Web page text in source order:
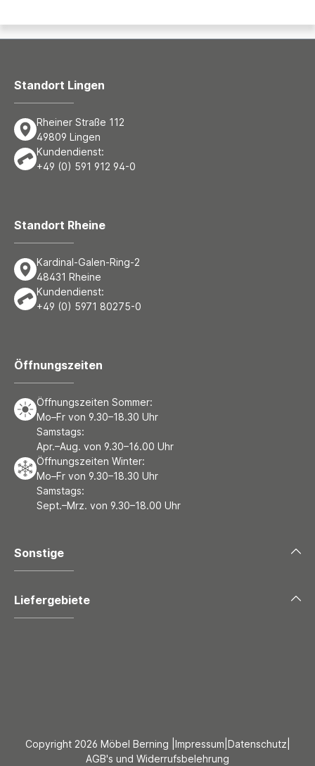
Standort Lingen
Rheiner Straße 112
49809 Lingen
Kundendienst:
+49 (0) 591 912 94-0
Standort Rheine
Kardinal-Galen-Ring-2
48431 Rheine
Kundendienst:
+49 (0) 5971 80275-0
Öffnungszeiten
Öffnungszeiten Sommer:
Mo–Fr von 9.30–18.30 Uhr
Samstags:
Apr.–Aug. von 9.30–16.00 Uhr
Öffnungszeiten Winter:
Mo–Fr von 9.30–18.30 Uhr
Samstags:
Sept.–Mrz. von 9.30–18.00 Uhr
Sonstige
Liefergebiete
Copyright 2026 Möbel Berning | Impressum Datenschutz
AGB's und Widerrufsbelehrung